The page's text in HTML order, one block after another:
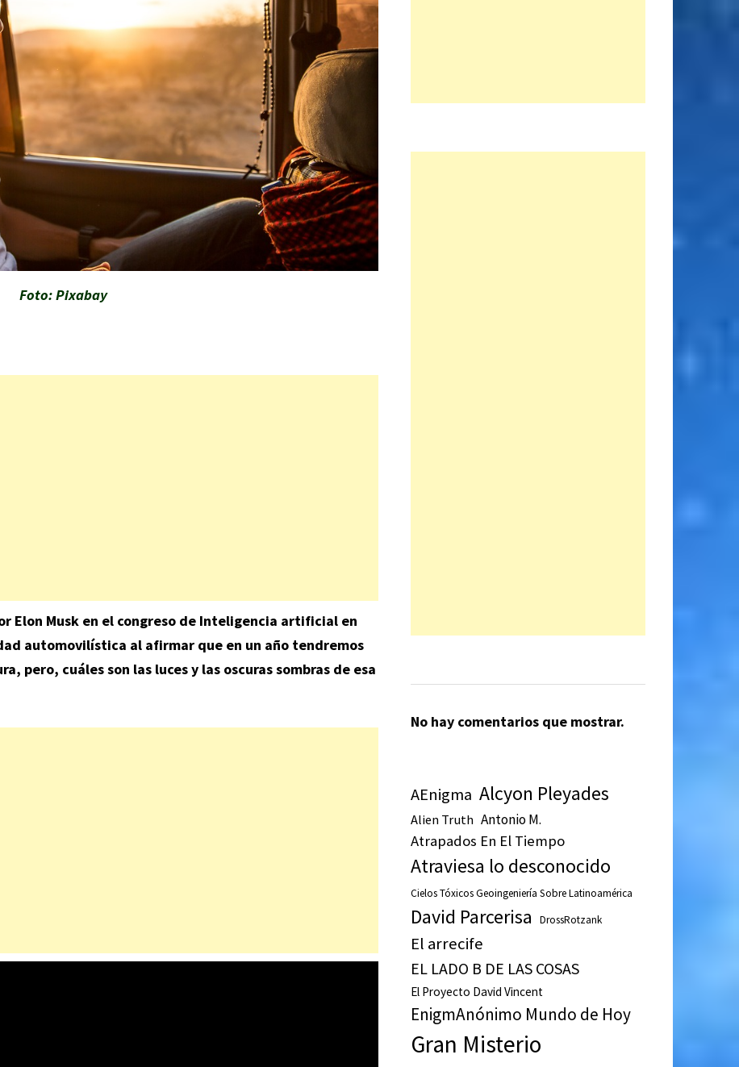
Foto: Pixabay
Elon Musk en el congreso de Inteligencia artificial en
automovilística al afirmar que en un año tendremos
pero, cuáles son las luces y las oscuras sombras de esa
No hay comentarios que mostrar.
AEnigma Alcyon Pleyades
Alien Truth Antonio M.
Atrapados En El Tiempo
Atraviesa lo desconocido
Cielos Tóxicos Geoingeniería Sobre Latinoamérica
David Parcerisa DrossRotzank
El arrecife
EL LADO B DE LAS COSAS
El Proyecto David Vincent
EnigmAnónimo Mundo de Hoy
Gran Misterio